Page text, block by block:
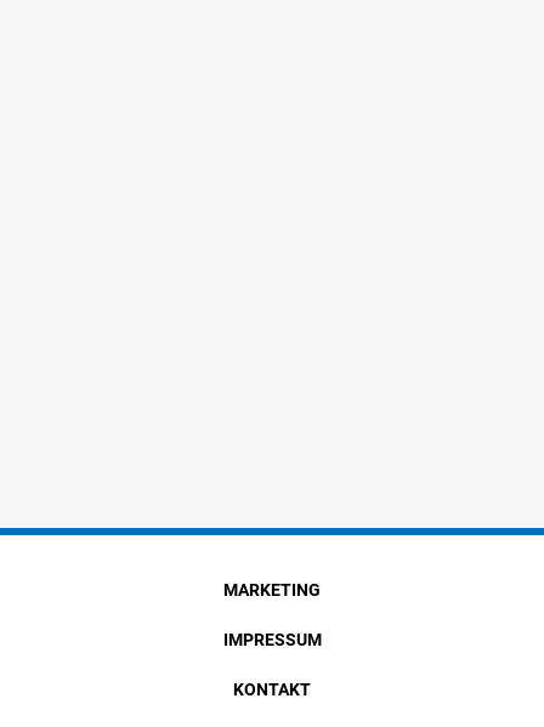
MARKETING
IMPRESSUM
KONTAKT